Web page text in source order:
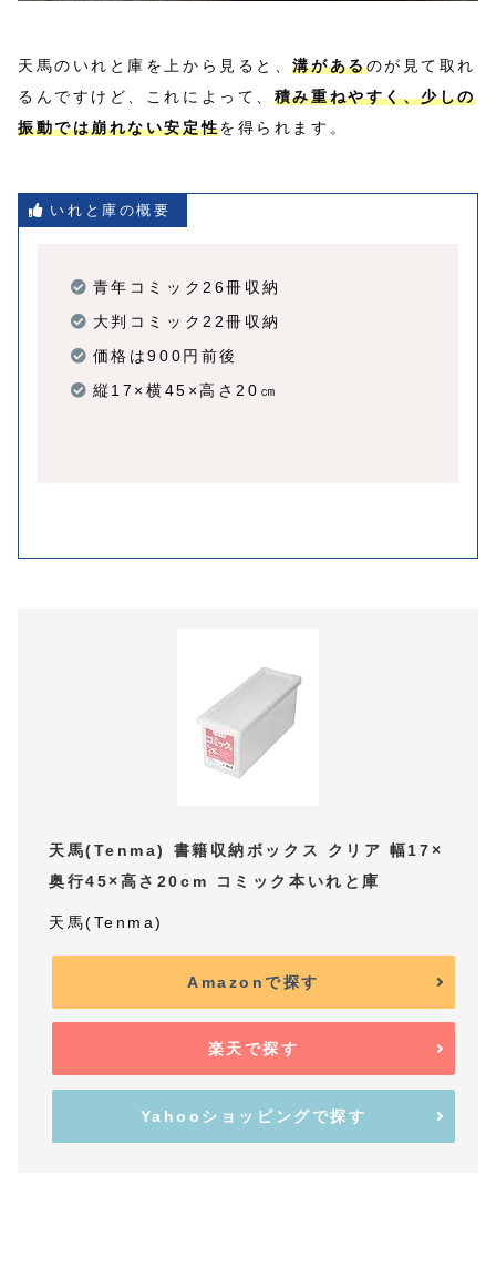
天馬のいれと庫を上から見ると、溝があるのが見て取れ
るんですけど、これによって、 積み重ねやすく、少しの
振動では崩れない安定性を得られます。
いれと庫の概要
青年コミック26冊収納
大判コミック22冊収納
価格は900円前後
縦17×横45×高さ20㎝
天馬(Tenma) 書籍収納ボックス クリア 幅17×
奥行45×高さ20cm コミック本いれと庫
天馬(Tenma)
Amazonで探す
楽天で探す
Yahooショッピングで探す